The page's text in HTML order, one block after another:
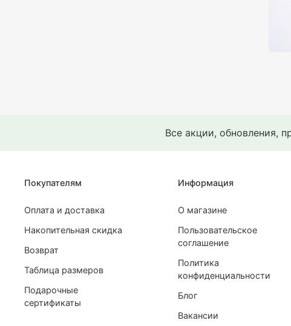
Все акции, обновления,
Покупателям
Оплата и доставка
Накопительная скидка
Возврат
Таблица размеров
Подарочные
сертификаты
Информация
О магазине
Пользовательское
соглашение
Политика
конфиденциальности
Блог
Вакансии